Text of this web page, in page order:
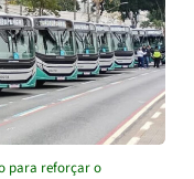
para reforçar o